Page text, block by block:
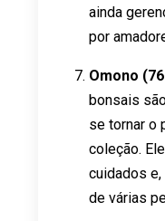
ainda
por
Omono
bonsais
se tornar o
coleção.
cuidados
de várias